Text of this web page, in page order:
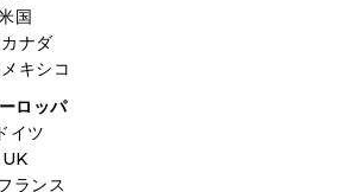
国
ナダ
キシコ
ロッパ
イツ
ランス